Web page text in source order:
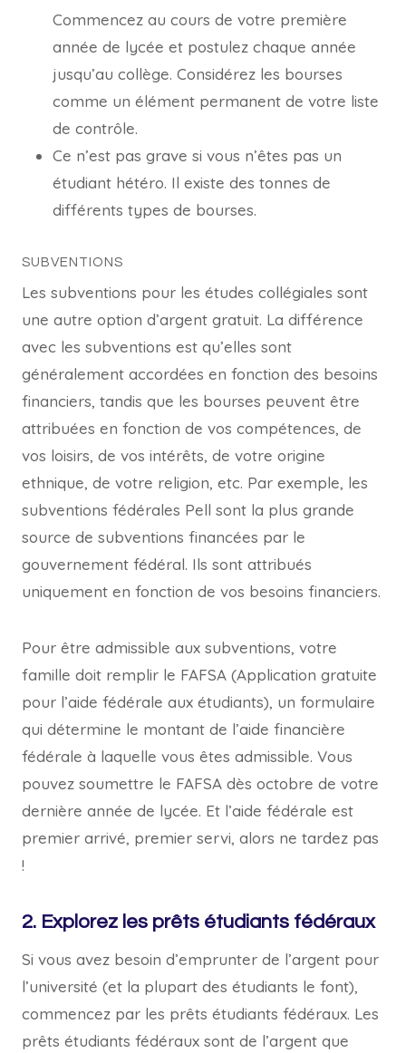
Commencez au cours de votre première
année de lycée et postulez chaque année
jusqu’au collège. Considérez les bourses
comme un élément permanent de votre liste
de contrôle.
Ce n’est pas grave si vous n’êtes pas un
étudiant hétéro. Il existe des tonnes de
différents types de bourses.
SUBVENTIONS
Les subventions pour les études collégiales sont
une autre option d’argent gratuit. La différence
avec les subventions est qu’elles sont
généralement accordées en fonction des besoins
financiers, tandis que les bourses peuvent être
attribuées en fonction de vos compétences, de
vos loisirs, de vos intérêts, de votre origine
ethnique, de votre religion, etc. Par exemple, les
subventions fédérales Pell sont la plus grande
source de subventions financées par le
gouvernement fédéral. Ils sont attribués
uniquement en fonction de vos besoins financiers.
Pour être admissible aux subventions, votre
famille doit remplir le FAFSA (Application gratuite
pour l’aide fédérale aux étudiants), un formulaire
qui détermine le montant de l’aide financière
fédérale à laquelle vous êtes admissible. Vous
pouvez soumettre le FAFSA dès octobre de votre
dernière année de lycée. Et l’aide fédérale est
premier arrivé, premier servi, alors ne tardez pas
!
2. Explorez les prêts étudiants fédéraux
Si vous avez besoin d’emprunter de l’argent pour
l’université (et la plupart des étudiants le font),
commencez par les prêts étudiants fédéraux. Les
prêts étudiants fédéraux sont de l’argent que